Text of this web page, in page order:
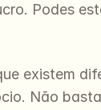
Podes
existem
Não